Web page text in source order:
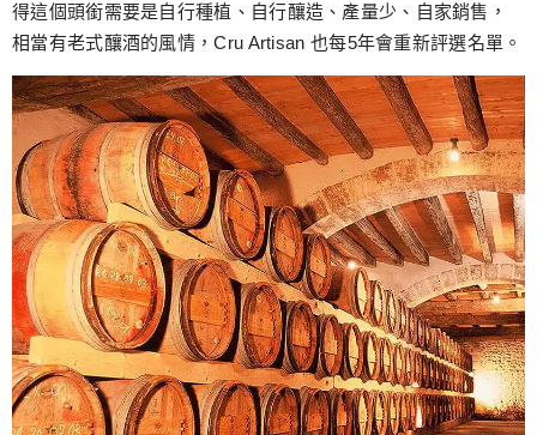
得這個頭銜需要是自行種植、自行釀造、產量少、自家銷售，
相當有老式釀酒的風情，Cru Artisan 也每5年會重新評選名單。